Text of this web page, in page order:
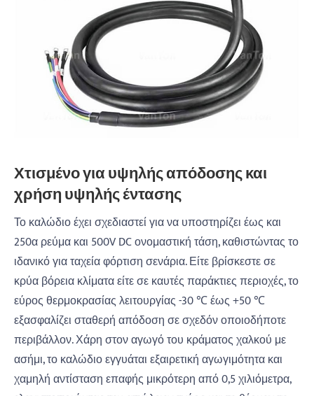
Χτισμένο για υψηλής απόδοσης και
χρήση υψηλής έντασης
Το καλώδιο έχει σχεδιαστεί για να υποστηρίζει έως και
250α ρεύμα και 500V DC ονομαστική τάση, καθιστώντας το
ιδανικό για ταχεία φόρτιση σενάρια. Είτε βρίσκεστε σε
κρύα βόρεια κλίματα είτε σε καυτές παράκτιες περιοχές, το
εύρος θερμοκρασίας λειτουργίας -30 ℃ έως +50 ℃
εξασφαλίζει σταθερή απόδοση σε σχεδόν οποιοδήποτε
περιβάλλον. Χάρη στον αγωγό του κράματος χαλκού με
ασήμι, το καλώδιο εγγυάται εξαιρετική αγωγιμότητα και
χαμηλή αντίσταση επαφής μικρότερη από 0,5 χιλιόμετρα,